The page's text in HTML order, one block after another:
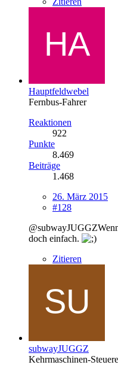
Hauptfeldwebel
Fernbus-Fahrer
Reaktionen
922
Punkte
8.469
Beiträge
1.468
26. März 2015
#128
doch einfach.
Zitieren
subwayJUGGZ
Kehrmaschinen-